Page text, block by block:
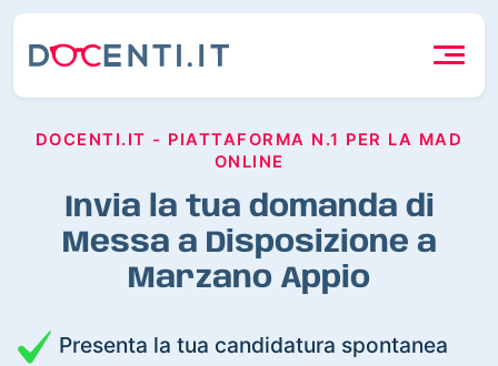
DOCENTI.IT - PIATTAFORMA N.1 PER LA MAD
ONLINE
Invia la tua domanda di
Messa a Disposizione a
Marzano Appio
Presenta la tua candidatura spontanea